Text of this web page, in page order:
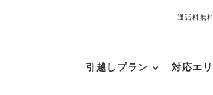
通話料無
引越しプラン 対応エ